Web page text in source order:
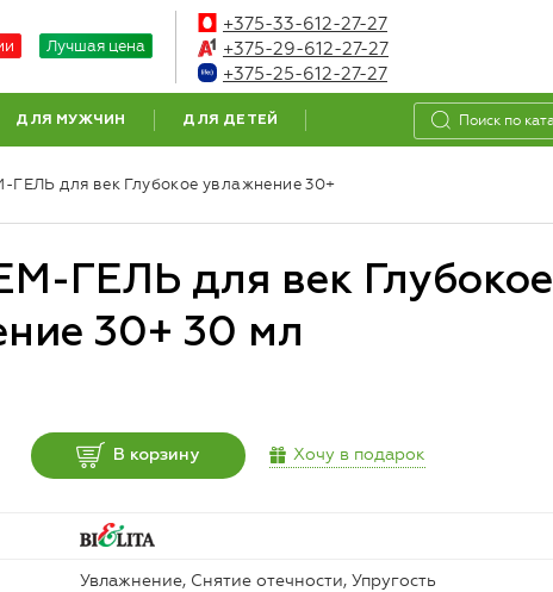
Лучшая цена
+375-33-612-27-27
+375-29-612-27-27
+375-25-612-27-27
ДЛЯ МУЖЧИН ДЛЯ ДЕТЕЙ
ГЕЛЬ для век Глубокое увлажнение 30+
ГЕЛЬ для век Глубокое
30+ 30 мл
В корзину Хочу в подарок
Увлажнение, Снятие отечности, Упругость